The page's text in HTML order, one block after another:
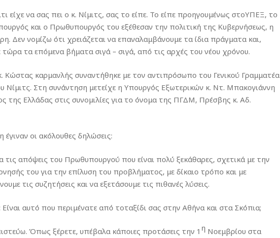
είχε να σας πει ο κ. Νίμιτς, σας το είπε. Το είπε προηγουμένως στοΥΠΕΞ, το
και ο Πρωθυπουργός του εξέθεσαν την πολιτική της Κυβερνήσεως, η
Δεν νομίζω ότι χρειάζεται να επαναλαμβάνουμε τα ίδια πράγματα και,
τα επόμενα βήματα σιγά – σιγά, από τις αρχές του νέου χρόνου.
καρμανλής συναντήθηκε με τον αντιπρόσωπο του Γενικού Γραμματέα
Νίμιτς. Στη συνάντηση μετείχε η Υπουργός Εξωτερικών κ. Ντ. Μπακογιάννη
της Ελλάδας στις συνομιλίες για το όνομα της ΠΓΔΜ, Πρέσβης κ. Αδ.
οι ακόλουθες δηλώσεις:
τις απόψεις του Πρωθυπουργού που είναι πολύ ξεκάθαρες, σχετικά με την
του για την επίλυση του προβλήματος, με δίκαιο τρόπο και με
τις συζητήσεις και να εξετάσουμε τις πιθανές λύσεις.
αυτό που περιμένατε από τοταξίδι σας στην Αθήνα και στα Σκόπια;
Όπως ξέρετε, υπέβαλα κάποιες προτάσεις την 1 η Νοεμβρίου στα